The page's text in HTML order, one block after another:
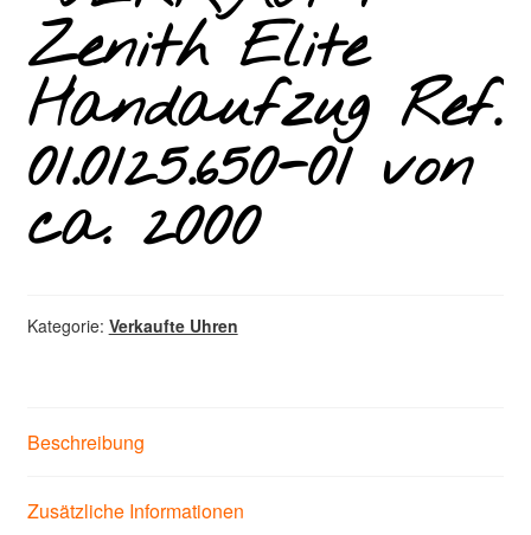
Zenith Elite
Handaufzug Ref.
01.0125.650-01 von
ca. 2000
Kategorie: Verkaufte Uhren
Beschreibung
Zusätzliche Informationen